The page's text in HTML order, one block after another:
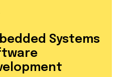
Systems